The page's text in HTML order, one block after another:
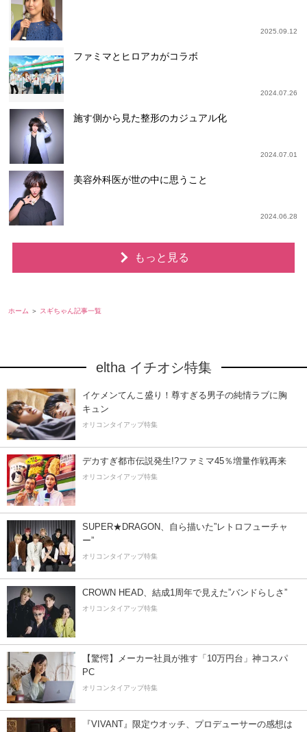
2025.09.12
ファミマとヒロアカがコラボ
2024.07.26
施す側から見た整形のカジュアル化
2024.07.01
美容外科医が世の中に思うこと
2024.06.28
もっと見る
ホーム スギちゃん記事一覧
eltha イチオシ特集
イケメンてんこ盛り！尊すぎる男子の純情ラブに胸
キュン
オリコンタイアップ特集
デカすぎ都市伝説発生!?ファミマ45％増量作戦再来
オリコンタイアップ特集
SUPER★DRAGON、自ら描いた”レトロフューチャ
ー”
オリコンタイアップ特集
CROWN HEAD、結成1周年で見えた”バンドらしさ”
オリコンタイアップ特集
【驚愕】メーカー社員が推す「10万円台」神コスパ
PC
オリコンタイアップ特集
『VIVANT』限定ウオッチ、プロデューサーの感想は